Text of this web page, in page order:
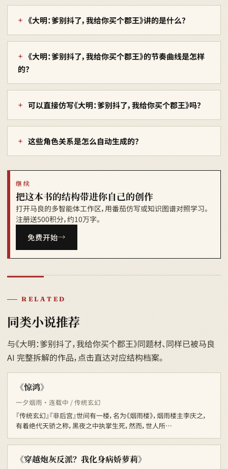
《大明：爹别抖了，我给你买个郡王》讲的是什么？
《大明：爹别抖了，我给你买个郡王》的节奏曲线是怎样
的？
可以直接仿写《大明：爹别抖了，我给你买个郡王》吗？
这些角色关系是怎么自动生成的？
继续
把这本书的结构带进你自己的创作
打开马良的多智能体工作区，用番茄仿写或知识图谱对照学习。
注册送500积分，约10万字。
免费开始
RELATED
同类小说推荐
与《大明：爹别抖了，我给你买个郡王》同题材、同样已被马良
AI 完整拆解的作品，点击直达对应结构档案。
《惊鸿》
一夕烟雨 · 连载中 / 传统玄幻
『传统玄幻』『非后宫』世间有一楼，名为《烟雨楼》，烟雨楼主李庆之，
有着绝代天骄之称，黑夜之中执掌生死，然而，世人所…
《穿越炮灰反派？我化身病娇萝莉》